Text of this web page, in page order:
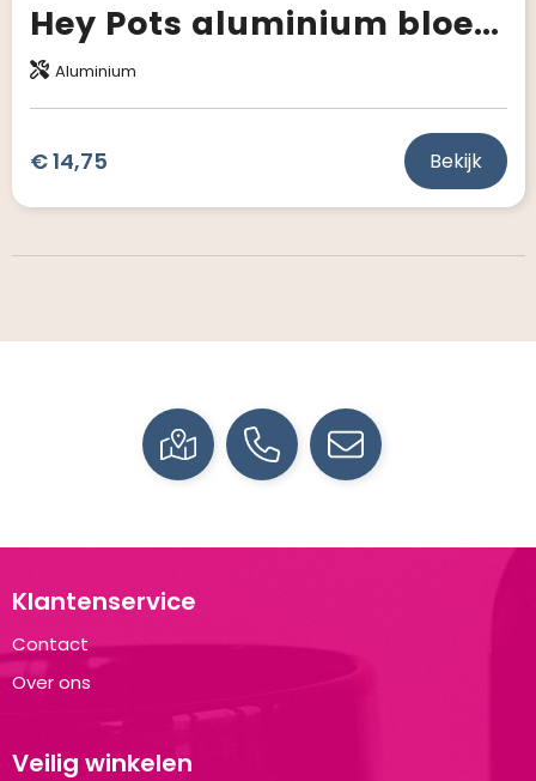
Hey Pots aluminium bloempot, cactus
Aluminium
€ 14,75 Bekijk
Klantenservice
Contact
Over ons
Veilig winkelen